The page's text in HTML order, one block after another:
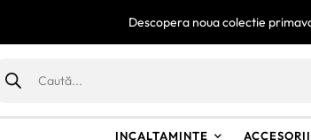
Descopera noua colectie
INCALTAMINTE ACCESORII